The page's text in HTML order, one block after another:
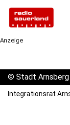
Anzeige
© Stadt Arnsberg
Integrationsrat